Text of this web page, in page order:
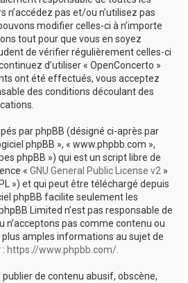
n’accédez pas et/ou n’utilisez pas
modifier celles-ci à n’importe
tout pour que vous en soyez
de vérifier régulièrement celles-ci
d’utiliser « OpenConcerto »
ont été effectués, vous acceptez
des conditions découlant des
par phpBB (désigné ci-après par
phpBB », « www.phpbb.com »,
phpBB ») qui est un script libre de
« GNU General Public License v2 »
») et qui peut être téléchargé depuis
phpBB facilite seulement les
Limited n’est pas responsable de
n’acceptons pas comme contenu ou
amples informations au sujet de
https://www.phpbb.com/.
de contenu abusif, obscène,